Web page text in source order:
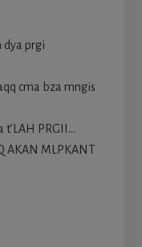
dya prgi
cma bza mngis
t’LAH PRGII…
AKAN MLPKANT